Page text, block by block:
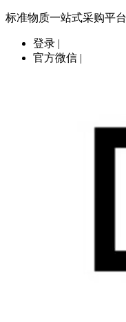
标准物质一站式采购平台
登录 |
官方微信 |